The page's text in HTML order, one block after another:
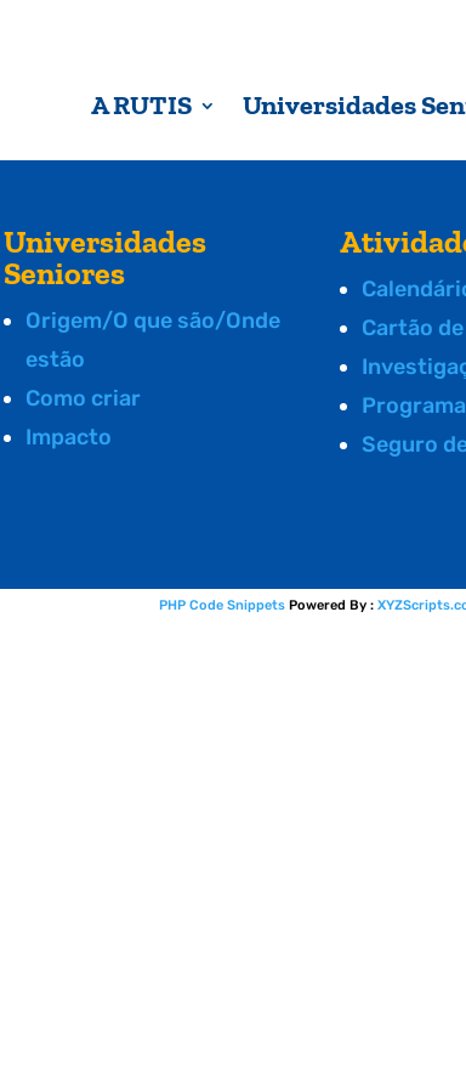
A RUTIS Universidades
Universidades
Seniores
Origem/O que são/Onde
estão
Como criar
Impacto
Cartão
Seguro
PHP Code Snippets Powered By :